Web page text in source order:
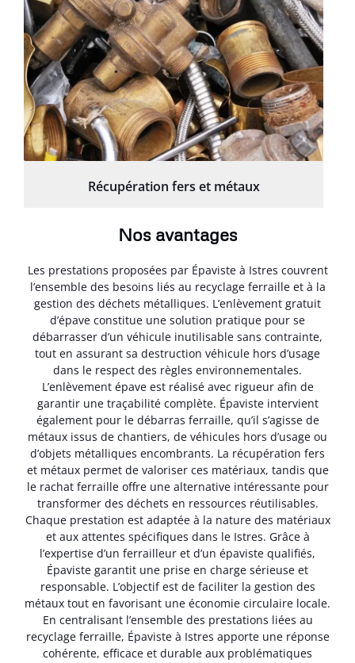
Récupération fers et métaux
Nos avantages
Les prestations proposées par Épaviste à Istres couvrent
l’ensemble des besoins liés au recyclage ferraille et à la
gestion des déchets métalliques. L’enlèvement gratuit
d’épave constitue une solution pratique pour se
débarrasser d’un véhicule inutilisable sans contrainte,
tout en assurant sa destruction véhicule hors d’usage
dans le respect des règles environnementales.
L’enlèvement épave est réalisé avec rigueur afin de
garantir une traçabilité complète. Épaviste intervient
également pour le débarras ferraille, qu’il s’agisse de
métaux issus de chantiers, de véhicules hors d’usage ou
d’objets métalliques encombrants. La récupération fers
et métaux permet de valoriser ces matériaux, tandis que
le rachat ferraille offre une alternative intéressante pour
transformer des déchets en ressources réutilisables.
Chaque prestation est adaptée à la nature des matériaux
et aux attentes spécifiques dans le Istres. Grâce à
l’expertise d’un ferrailleur et d’un épaviste qualifiés,
Épaviste garantit une prise en charge sérieuse et
responsable. L’objectif est de faciliter la gestion des
métaux tout en favorisant une économie circulaire locale.
En centralisant l’ensemble des prestations liées au
recyclage ferraille, Épaviste à Istres apporte une réponse
cohérente, efficace et durable aux problématiques